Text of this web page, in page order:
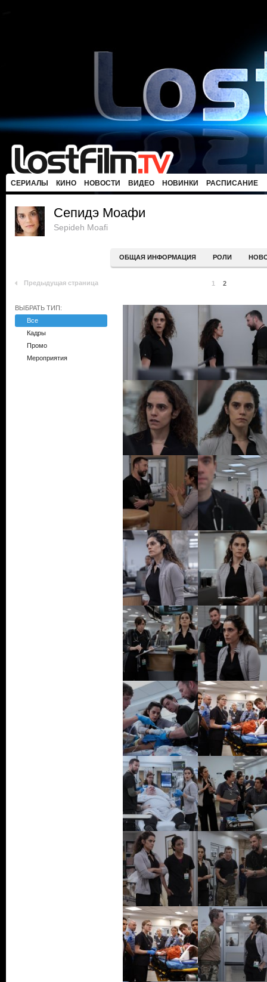
СЕРИАЛЫ КИНО НОВОСТИ ВИДЕО НОВИНКИ РАСПИСАНИЕ
Сепидэ Моафи
Sepideh Moafi
ОБЩАЯ ИНФОРМАЦИЯ РОЛИ
Предыдущая страница 1 2
ВЫБРАТЬ ТИП:
Все
Кадры
Промо
Мероприятия